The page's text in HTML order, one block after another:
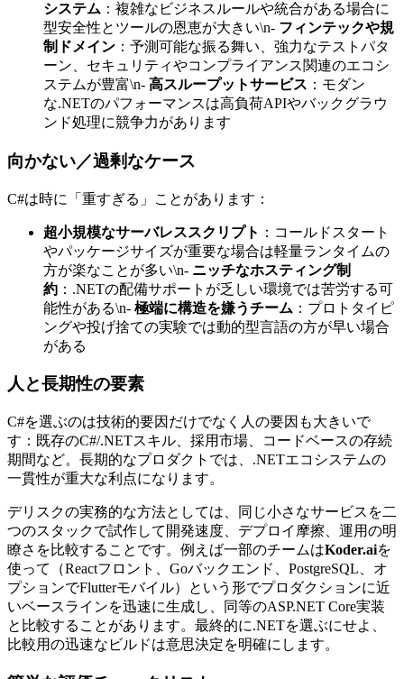
システム ：複雑なビジネスルールや統合がある場合に
型安全性とツールの恩恵が大きい\n- フィンテックや規
制ドメイン ：予測可能な振る舞い、強力なテストパタ
ーン、セキュリティやコンプライアンス関連のエコシ
ステムが豊富\n- 高スループットサービス ：モダン
な.NETのパフォーマンスは高負荷APIやバックグラウ
ンド処理に競争力があります
向かない／過剰なケース
C#は時に「重すぎる」ことがあります：
超小規模なサーバレススクリプト ：コールドスタート
やパッケージサイズが重要な場合は軽量ランタイムの
方が楽なことが多い\n- ニッチなホスティング制
約 ：.NETの配備サポートが乏しい環境では苦労する可
能性がある\n- 極端に構造を嫌うチーム ：プロトタイピ
ングや投げ捨ての実験では動的型言語の方が早い場合
がある
人と長期性の要素
C#を選ぶのは技術的要因だけでなく人の要因も大きいで
す：既存のC#/.NETスキル、採用市場、コードベースの存続
期間など。長期的なプロダクトでは、.NETエコシステムの
一貫性が重大な利点になります。
デリスクの実務的な方法としては、同じ小さなサービスを二
つのスタックで試作して開発速度、デプロイ摩擦、運用の明
瞭さを比較することです。例えば一部のチームはKoder.aiを
使って（Reactフロント、Goバックエンド、PostgreSQL、オ
プションでFlutterモバイル）という形でプロダクションに近
いベースラインを迅速に生成し、同等のASP.NET Core実装
と比較することがあります。最終的に.NETを選ぶにせよ、
比較用の迅速なビルドは意思決定を明確にします。